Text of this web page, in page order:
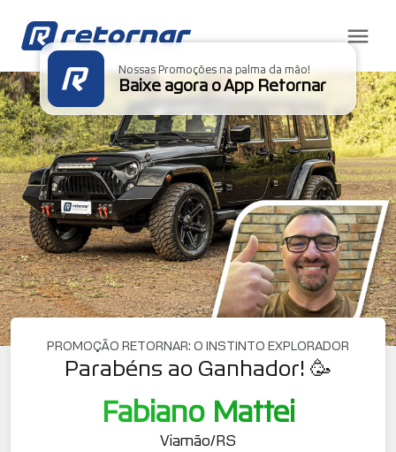
Nossas Promoções na palma da mão!
Baixe agora o App Retornar
PROMOÇÃO RETORNAR: O INSTINTO EXPLORADOR
Parabéns ao Ganhador! 🥳
Fabiano Mattei
Viamão/RS